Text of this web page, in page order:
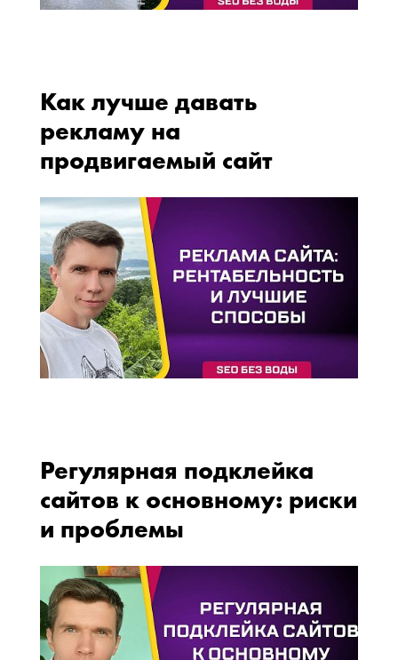
Как лучше давать
рекламу на
продвигаемый сайт
Регулярная подклейка
сайтов к основному: риски
и проблемы